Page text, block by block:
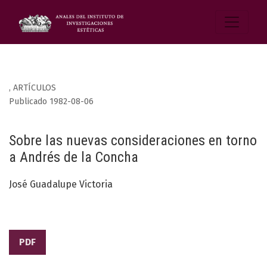
, ARTÍCULOS
Sobre las nuevas consideraciones en torno
a Andrés de la Concha
Publicado 1982-08-06
José Guadalupe Victoria
PDF